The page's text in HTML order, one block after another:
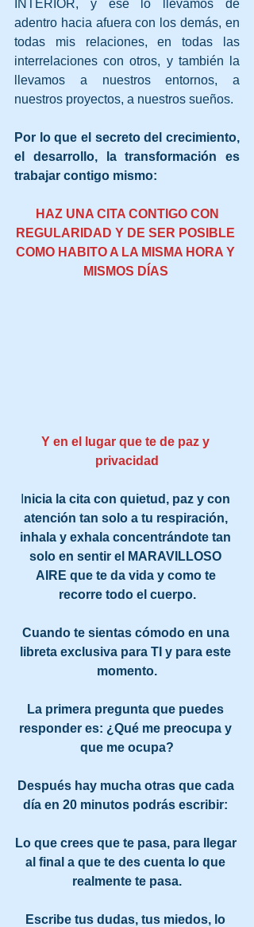
INTERIOR, y ese lo llevamos de
adentro hacia afuera con los demás, en
todas mis relaciones, en todas las
interrelaciones con otros, y también la
llevamos a nuestros entornos, a
nuestros proyectos, a nuestros sueños.
Por lo que el secreto del crecimiento,
el desarrollo, la transformación es
trabajar contigo mismo:
REGULARIDAD Y DE SER POSIBLE
COMO HABITO A LA MISMA HORA Y
MISMOS DÍAS
Y en el lugar que te de paz y
privacidad
nicia la cita con quietud, paz y con
atención tan solo a tu respiración,
inhala y exhala concentrándote tan
solo en sentir el MARAVILLOSO
AIRE que te da vida y como te
recorre todo el cuerpo.
Cuando te sientas cómodo en una
libreta exclusiva para TI y para este
momento.
La primera pregunta que puedes
responder es: ¿Qué me preocupa y
que me ocupa?
Después hay mucha otras que cada
día en 20 minutos podrás escribir:
Lo que crees que te pasa, para llegar
al final a que te des cuenta lo que
realmente te pasa.
Escribe tus dudas, tus miedos, lo